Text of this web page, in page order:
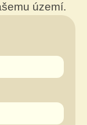
území.